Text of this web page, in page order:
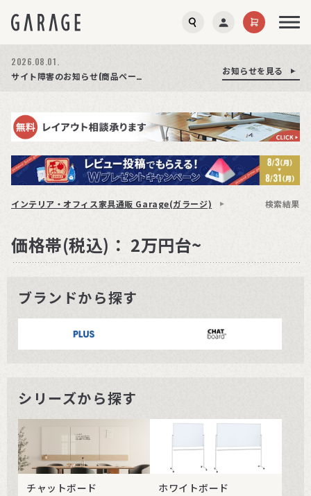
お知らせを見る
商品ページ障害復旧のお知らせ お知らせを見る
2026.08.01.
サイト障害のお知らせ(商品ページが正常に表示されない事象発生)
お知らせを見る
インテリア・オフィス家具通販 Garage(ガラージ) 検索結果
価格帯(税込)： 2万円台~
ブランドから探す
シリーズから探す
チャットボード ホワイトボード